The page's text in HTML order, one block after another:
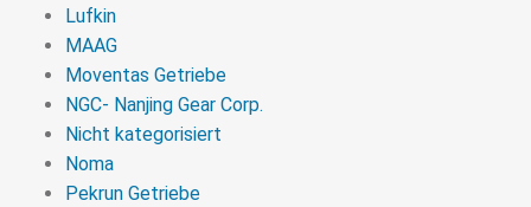
Lufkin
MAAG
Moventas Getriebe
NGC- Nanjing Gear Corp.
Nicht kategorisiert
Noma
Pekrun Getriebe